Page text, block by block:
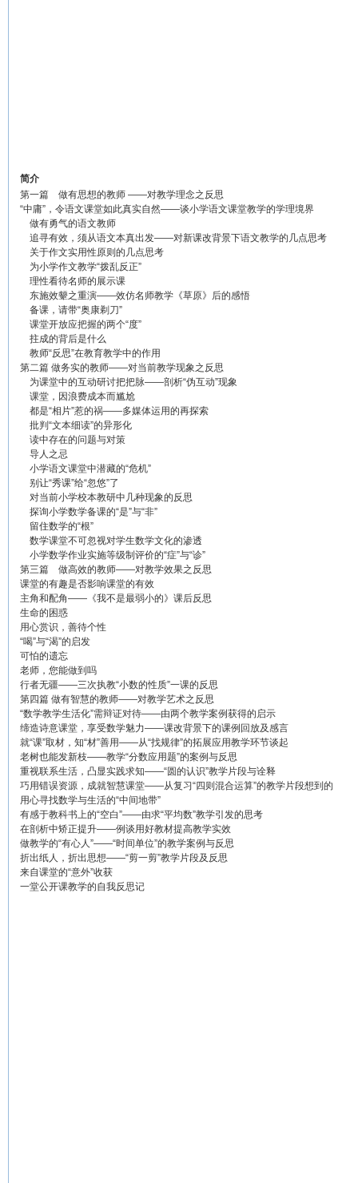
简介
第一篇 做有思想的教师 ——对教学理念之反思
“中庸”，令语文课堂如此真实自然——谈小学语文课堂教学的学理境界
做有勇气的语文教师
追寻有效，须从语文本真出发——对新课改背景下语文教学的几点思考
关于作文实用性原则的几点思考
为小学作文教学“拨乱反正”
理性看待名师的展示课
东施效颦之重演——效仿名师教学《草原》后的感悟
备课，请带“奥康剃刀”
课堂开放应把握的两个“度”
拄成的背后是什么
教师“反思”在教育教学中的作用
第二篇 做务实的教师——对当前教学现象之反思
为课堂中的互动研讨把把脉——剖析“伪互动”现象
课堂，因浪费成本而尴尬
都是“相片”惹的祸——多媒体运用的再探索
批判“文本细读”的异形化
读中存在的问题与对策
导人之忌
小学语文课堂中潜藏的“危机”
别让“秀课”给“忽悠”了
对当前小学校本教研中几种现象的反思
探询小学数学备课的“是”与“非”
留住数学的“根”
数学课堂不可忽视对学生数学文化的渗透
小学数学作业实施等级制评价的“症”与“诊”
第三篇 做高效的教师——对教学效果之反思
课堂的有趣是否影响课堂的有效
主角和配角——《我不是最弱小的》课后反思
生命的困惑
用心赏识，善待个性
“喝”与“渴”的启发
可怕的遗忘
老师，您能做到吗
行者无疆——三次执教“小数的性质”一课的反思
第四篇 做有智慧的教师——对教学艺术之反思
“数学教学生活化”需辩证对待——由两个教学案例获得的启示
缔造诗意课堂，享受数学魅力——课改背景下的课例回放及感言
就“课”取材，知“材”善用——从“找规律”的拓展应用教学环节谈起
老树也能发新枝——教学“分数应用题”的案例与反思
重视联系生活，凸显实践求知——“圆的认识”教学片段与诠释
巧用错误资源，成就智慧课堂——从复习“四则混合运算”的教学片段想到的
用心寻找数学与生活的“中间地带”
有感于教科书上的“空白”——由求“平均数”教学引发的思考
在剖析中矫正提升——例谈用好教材提高教学实效
做教学的“有心人”——“时间单位”的教学案例与反思
折出纸人，折出思想——“剪一剪”教学片段及反思
来自课堂的“意外”收获
一堂公开课教学的自我反思记